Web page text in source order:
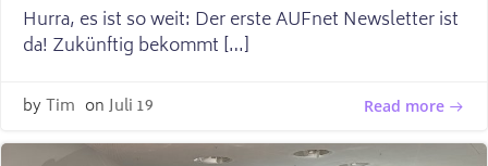
Hurra, es ist so weit: Der erste AUFnet Newsletter ist
da! Zukünftig bekommt […]
byTim on Juli 19 Read more